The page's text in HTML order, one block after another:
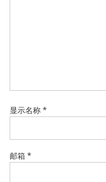
显示名称*
邮箱 *